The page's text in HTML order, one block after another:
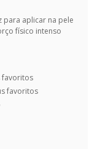
para aplicar na pele
físico intenso
favoritos
favoritos